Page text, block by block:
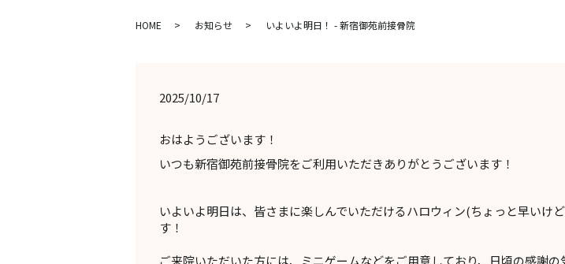
HOME お知らせ いよいよ明日！ - 新宿御苑前接骨院
2025/10/17
おはようございます！
いつも新宿御苑前接骨院をご利用いただきありがとうございます！
いよいよ明日は、皆さまに楽しんでいただけるハロウィン(ちょっと早いけ
す！
ご来院いただいた方には、ミニゲームなどをご用意しており、日頃の感謝